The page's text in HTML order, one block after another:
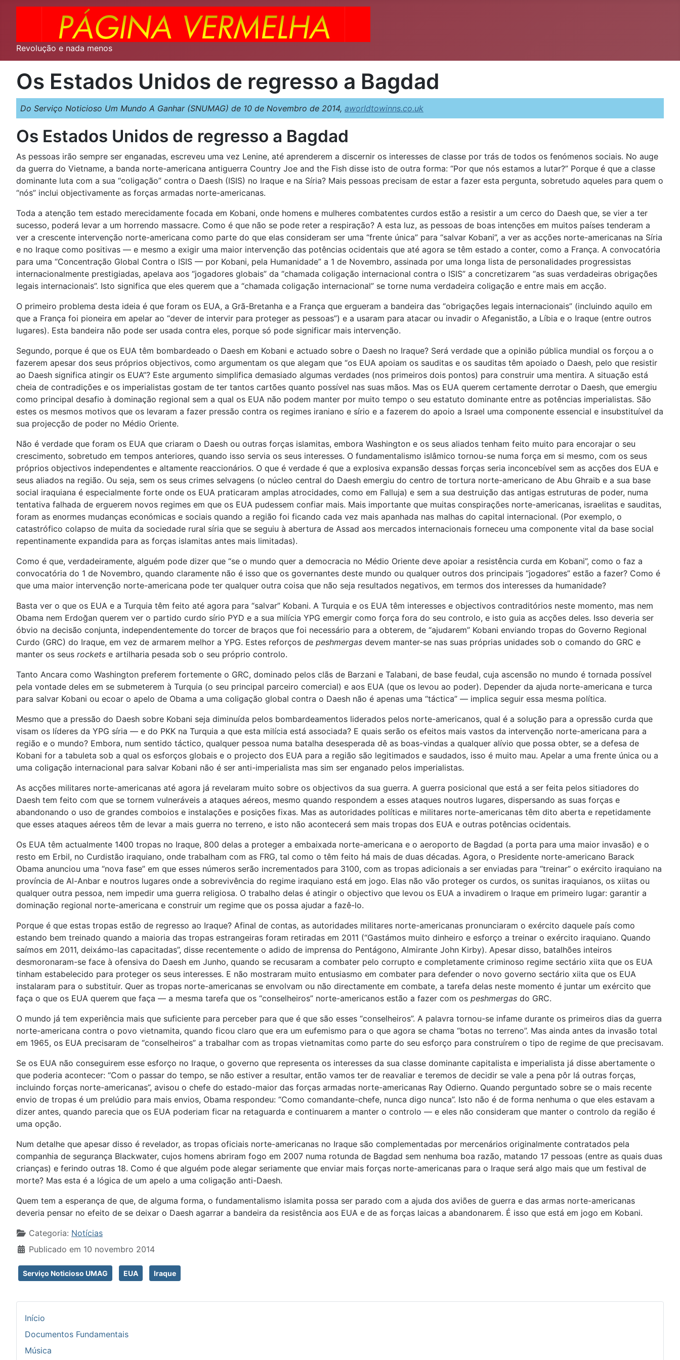
Revolução e nada menos
Os Estados Unidos de regresso a Bagdad
Do Serviço Noticioso Um Mundo A Ganhar (SNUMAG) de 10 de Novembro de 2014, aworldtowinns.co.uk
Os Estados Unidos de regresso a Bagdad
As pessoas irão sempre ser enganadas, escreveu uma vez Lenine, até aprenderem a discernir os interesses de classe por trás de todos os fenómenos sociais. No auge
da guerra do Vietname, a banda norte-americana antiguerra Country Joe and the Fish disse isto de outra forma: “Por que nós estamos a lutar?” Porque é que a classe
dominante luta com a sua “coligação” contra o Daesh (ISIS) no Iraque e na Síria? Mais pessoas precisam de estar a fazer esta pergunta, sobretudo aqueles para quem o
“nós” inclui objectivamente as forças armadas norte-americanas.
Toda a atenção tem estado merecidamente focada em Kobani, onde homens e mulheres combatentes curdos estão a resistir a um cerco do Daesh que, se vier a ter
sucesso, poderá levar a um horrendo massacre. Como é que não se pode reter a respiração? A esta luz, as pessoas de boas intenções em muitos países tenderam a
ver a crescente intervenção norte-americana como parte do que elas consideram ser uma “frente única” para “salvar Kobani”, a ver as acções norte-americanas na Síria
e no Iraque como positivas — e mesmo a exigir uma maior intervenção das potências ocidentais que até agora se têm estado a conter, como a França. A convocatória
para uma “Concentração Global Contra o ISIS — por Kobani, pela Humanidade” a 1 de Novembro, assinada por uma longa lista de personalidades progressistas
internacionalmente prestigiadas, apelava aos “jogadores globais” da “chamada coligação internacional contra o ISIS” a concretizarem “as suas verdadeiras obrigações
legais internacionais”. Isto significa que eles querem que a “chamada coligação internacional” se torne numa verdadeira coligação e entre mais em acção.
O primeiro problema desta ideia é que foram os EUA, a Grã-Bretanha e a França que ergueram a bandeira das “obrigações legais internacionais” (incluindo aquilo em
que a França foi pioneira em apelar ao “dever de intervir para proteger as pessoas”) e a usaram para atacar ou invadir o Afeganistão, a Líbia e o Iraque (entre outros
lugares). Esta bandeira não pode ser usada contra eles, porque só pode significar mais intervenção.
Segundo, porque é que os EUA têm bombardeado o Daesh em Kobani e actuado sobre o Daesh no Iraque? Será verdade que a opinião pública mundial os forçou a o
fazerem apesar dos seus próprios objectivos, como argumentam os que alegam que “os EUA apoiam os sauditas e os sauditas têm apoiado o Daesh, pelo que resistir
ao Daesh significa atingir os EUA”? Este argumento simplifica demasiado algumas verdades (nos primeiros dois pontos) para construir uma mentira. A situação está
cheia de contradições e os imperialistas gostam de ter tantos cartões quanto possível nas suas mãos. Mas os EUA querem certamente derrotar o Daesh, que emergiu
como principal desafio à dominação regional sem a qual os EUA não podem manter por muito tempo o seu estatuto dominante entre as potências imperialistas. São
estes os mesmos motivos que os levaram a fazer pressão contra os regimes iraniano e sírio e a fazerem do apoio a Israel uma componente essencial e insubstituível da
sua projecção de poder no Médio Oriente.
Não é verdade que foram os EUA que criaram o Daesh ou outras forças islamitas, embora Washington e os seus aliados tenham feito muito para encorajar o seu
crescimento, sobretudo em tempos anteriores, quando isso servia os seus interesses. O fundamentalismo islâmico tornou-se numa força em si mesmo, com os seus
próprios objectivos independentes e altamente reaccionários. O que é verdade é que a explosiva expansão dessas forças seria inconcebível sem as acções dos EUA e
seus aliados na região. Ou seja, sem os seus crimes selvagens (o núcleo central do Daesh emergiu do centro de tortura norte-americano de Abu Ghraib e a sua base
social iraquiana é especialmente forte onde os EUA praticaram amplas atrocidades, como em Falluja) e sem a sua destruição das antigas estruturas de poder, numa
tentativa falhada de erguerem novos regimes em que os EUA pudessem confiar mais. Mais importante que muitas conspirações norte-americanas, israelitas e sauditas,
foram as enormes mudanças económicas e sociais quando a região foi ficando cada vez mais apanhada nas malhas do capital internacional. (Por exemplo, o
catastrófico colapso de muita da sociedade rural síria que se seguiu à abertura de Assad aos mercados internacionais forneceu uma componente vital da base social
repentinamente expandida para as forças islamitas antes mais limitadas).
Como é que, verdadeiramente, alguém pode dizer que “se o mundo quer a democracia no Médio Oriente deve apoiar a resistência curda em Kobani”, como o faz a
convocatória do 1 de Novembro, quando claramente não é isso que os governantes deste mundo ou qualquer outros dos principais “jogadores” estão a fazer? Como é
que uma maior intervenção norte-americana pode ter qualquer outra coisa que não seja resultados negativos, em termos dos interesses da humanidade?
Basta ver o que os EUA e a Turquia têm feito até agora para “salvar” Kobani. A Turquia e os EUA têm interesses e objectivos contraditórios neste momento, mas nem
Obama nem Erdoğan querem ver o partido curdo sírio PYD e a sua milícia YPG emergir como força fora do seu controlo, e isto guia as acções deles. Isso deveria ser
óbvio na decisão conjunta, independentemente do torcer de braços que foi necessário para a obterem, de “ajudarem” Kobani enviando tropas do Governo Regional
Curdo (GRC) do Iraque, em vez de armarem melhor a YPG. Estes reforços de peshmergas devem manter-se nas suas próprias unidades sob o comando do GRC e
manter os seus rockets e artilharia pesada sob o seu próprio controlo.
Tanto Ancara como Washington preferem fortemente o GRC, dominado pelos clãs de Barzani e Talabani, de base feudal, cuja ascensão no mundo é tornada possível
pela vontade deles em se submeterem à Turquia (o seu principal parceiro comercial) e aos EUA (que os levou ao poder). Depender da ajuda norte-americana e turca
para salvar Kobani ou ecoar o apelo de Obama a uma coligação global contra o Daesh não é apenas uma “táctica” — implica seguir essa mesma política.
Mesmo que a pressão do Daesh sobre Kobani seja diminuída pelos bombardeamentos liderados pelos norte-americanos, qual é a solução para a opressão curda que
visam os líderes da YPG síria — e do PKK na Turquia a que esta milícia está associada? E quais serão os efeitos mais vastos da intervenção norte-americana para a
região e o mundo? Embora, num sentido táctico, qualquer pessoa numa batalha desesperada dê as boas-vindas a qualquer alívio que possa obter, se a defesa de
Kobani for a tabuleta sob a qual os esforços globais e o projecto dos EUA para a região são legitimados e saudados, isso é muito mau. Apelar a uma frente única ou a
uma coligação internacional para salvar Kobani não é ser anti-imperialista mas sim ser enganado pelos imperialistas.
As acções militares norte-americanas até agora já revelaram muito sobre os objectivos da sua guerra. A guerra posicional que está a ser feita pelos sitiadores do
Daesh tem feito com que se tornem vulneráveis a ataques aéreos, mesmo quando respondem a esses ataques noutros lugares, dispersando as suas forças e
abandonando o uso de grandes comboios e instalações e posições fixas. Mas as autoridades políticas e militares norte-americanas têm dito aberta e repetidamente
que esses ataques aéreos têm de levar a mais guerra no terreno, e isto não acontecerá sem mais tropas dos EUA e outras potências ocidentais.
Os EUA têm actualmente 1400 tropas no Iraque, 800 delas a proteger a embaixada norte-americana e o aeroporto de Bagdad (a porta para uma maior invasão) e o
resto em Erbil, no Curdistão iraquiano, onde trabalham com as FRG, tal como o têm feito há mais de duas décadas. Agora, o Presidente norte-americano Barack
Obama anunciou uma “nova fase” em que esses números serão incrementados para 3100, com as tropas adicionais a ser enviadas para “treinar” o exército iraquiano na
província de Al-Anbar e noutros lugares onde a sobrevivência do regime iraquiano está em jogo. Elas não vão proteger os curdos, os sunitas iraquianos, os xiitas ou
qualquer outra pessoa, nem impedir uma guerra religiosa. O trabalho delas é atingir o objectivo que levou os EUA a invadirem o Iraque em primeiro lugar: garantir a
dominação regional norte-americana e construir um regime que os possa ajudar a fazê-lo.
Porque é que estas tropas estão de regresso ao Iraque? Afinal de contas, as autoridades militares norte-americanas pronunciaram o exército daquele país como
estando bem treinado quando a maioria das tropas estrangeiras foram retiradas em 2011 (“Gastámos muito dinheiro e esforço a treinar o exército iraquiano. Quando
saímos em 2011, deixámo-las capacitadas”, disse recentemente o adido de imprensa do Pentágono, Almirante John Kirby). Apesar disso, batalhões inteiros
desmoronaram-se face à ofensiva do Daesh em Junho, quando se recusaram a combater pelo corrupto e completamente criminoso regime sectário xiita que os EUA
tinham estabelecido para proteger os seus interesses. E não mostraram muito entusiasmo em combater para defender o novo governo sectário xiita que os EUA
instalaram para o substituir. Quer as tropas norte-americanas se envolvam ou não directamente em combate, a tarefa delas neste momento é juntar um exército que
faça o que os EUA querem que faça — a mesma tarefa que os “conselheiros” norte-americanos estão a fazer com os peshmergas do GRC.
O mundo já tem experiência mais que suficiente para perceber para que é que são esses “conselheiros”. A palavra tornou-se infame durante os primeiros dias da guerra
norte-americana contra o povo vietnamita, quando ficou claro que era um eufemismo para o que agora se chama “botas no terreno”. Mas ainda antes da invasão total
em 1965, os EUA precisaram de “conselheiros” a trabalhar com as tropas vietnamitas como parte do seu esforço para construírem o tipo de regime de que precisavam.
Se os EUA não conseguirem esse esforço no Iraque, o governo que representa os interesses da sua classe dominante capitalista e imperialista já disse abertamente o
que poderia acontecer: “Com o passar do tempo, se não estiver a resultar, então vamos ter de reavaliar e teremos de decidir se vale a pena pôr lá outras forças,
incluindo forças norte-americanas”, avisou o chefe do estado-maior das forças armadas norte-americanas Ray Odierno. Quando perguntado sobre se o mais recente
envio de tropas é um prelúdio para mais envios, Obama respondeu: “Como comandante-chefe, nunca digo nunca”. Isto não é de forma nenhuma o que eles estavam a
dizer antes, quando parecia que os EUA poderiam ficar na retaguarda e continuarem a manter o controlo — e eles não consideram que manter o controlo da região é
uma opção.
Num detalhe que apesar disso é revelador, as tropas oficiais norte-americanas no Iraque são complementadas por mercenários originalmente contratados pela
companhia de segurança Blackwater, cujos homens abriram fogo em 2007 numa rotunda de Bagdad sem nenhuma boa razão, matando 17 pessoas (entre as quais duas
crianças) e ferindo outras 18. Como é que alguém pode alegar seriamente que enviar mais forças norte-americanas para o Iraque será algo mais que um festival de
morte? Mas esta é a lógica de um apelo a uma coligação anti-Daesh.
Quem tem a esperança de que, de alguma forma, o fundamentalismo islamita possa ser parado com a ajuda dos aviões de guerra e das armas norte-americanas
deveria pensar no efeito de se deixar o Daesh agarrar a bandeira da resistência aos EUA e de as forças laicas a abandonarem. É isso que está em jogo em Kobani.
Detalhes
Categoria: Notícias
Publicado em 10 novembro 2014
Serviço Noticioso UMAG EUA Iraque
Início
Documentos Fundamentais
Música